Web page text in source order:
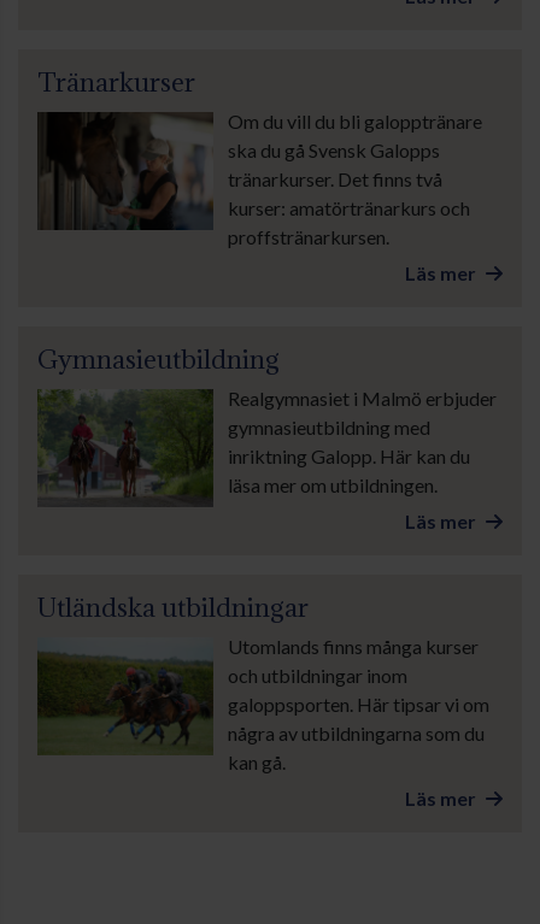
Tränarkurser
Om du vill du bli galopptränare
ska du gå Svensk Galopps
tränarkurser. Det finns två
kurser: amatörtränarkurs och
proffstränarkursen.
Läs mer
Gymnasieutbildning
Realgymnasiet i Malmö erbjuder
gymnasieutbildning med
inriktning Galopp. Här kan du
läsa mer om utbildningen.
Läs mer
Utländska utbildningar
Utomlands finns många kurser
och utbildningar inom
galoppsporten. Här tipsar vi om
några av utbildningarna som du
kan gå.
Läs mer